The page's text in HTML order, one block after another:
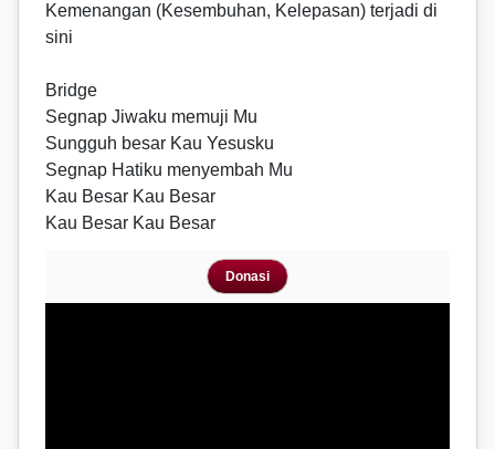
Kemenangan (Kesembuhan, Kelepasan) terjadi di
sini
Bridge
Segnap Jiwaku memuji Mu
Sungguh besar Kau Yesusku
Segnap Hatiku menyembah Mu
Kau Besar Kau Besar
Kau Besar Kau Besar
Donasi